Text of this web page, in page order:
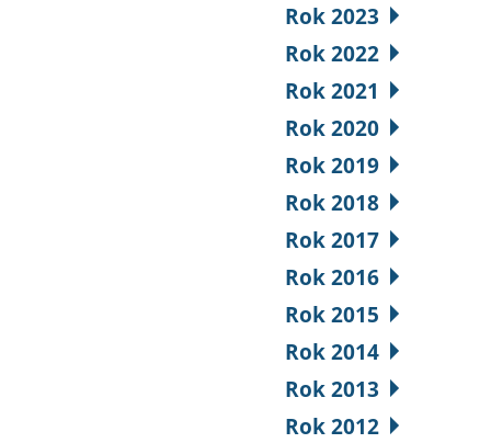
Rok 2023
Rok 2022
Rok 2021
Rok 2020
Rok 2019
Rok 2018
Rok 2017
Rok 2016
Rok 2015
Rok 2014
Rok 2013
Rok 2012